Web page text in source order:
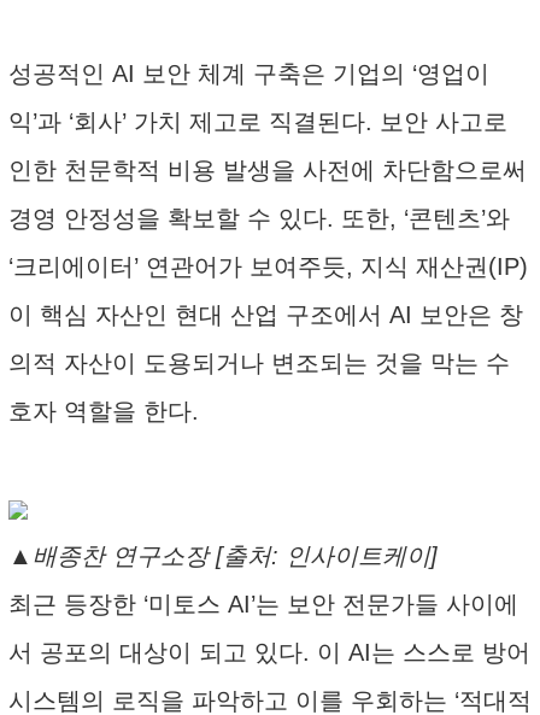
성공적인 AI 보안 체계 구축은 기업의 ‘영업이
익’과 ‘회사’ 가치 제고로 직결된다. 보안 사고로
인한 천문학적 비용 발생을 사전에 차단함으로써
경영 안정성을 확보할 수 있다. 또한, ‘콘텐츠’와
‘크리에이터’ 연관어가 보여주듯, 지식 재산권(IP)
이 핵심 자산인 현대 산업 구조에서 AI 보안은 창
의적 자산이 도용되거나 변조되는 것을 막는 수
호자 역할을 한다.
▲배종찬 연구소장 [출처: 인사이트케이]
최근 등장한 ‘미토스 AI’는 보안 전문가들 사이에
서 공포의 대상이 되고 있다. 이 AI는 스스로 방어
시스템의 로직을 파악하고 이를 우회하는 ‘적대적